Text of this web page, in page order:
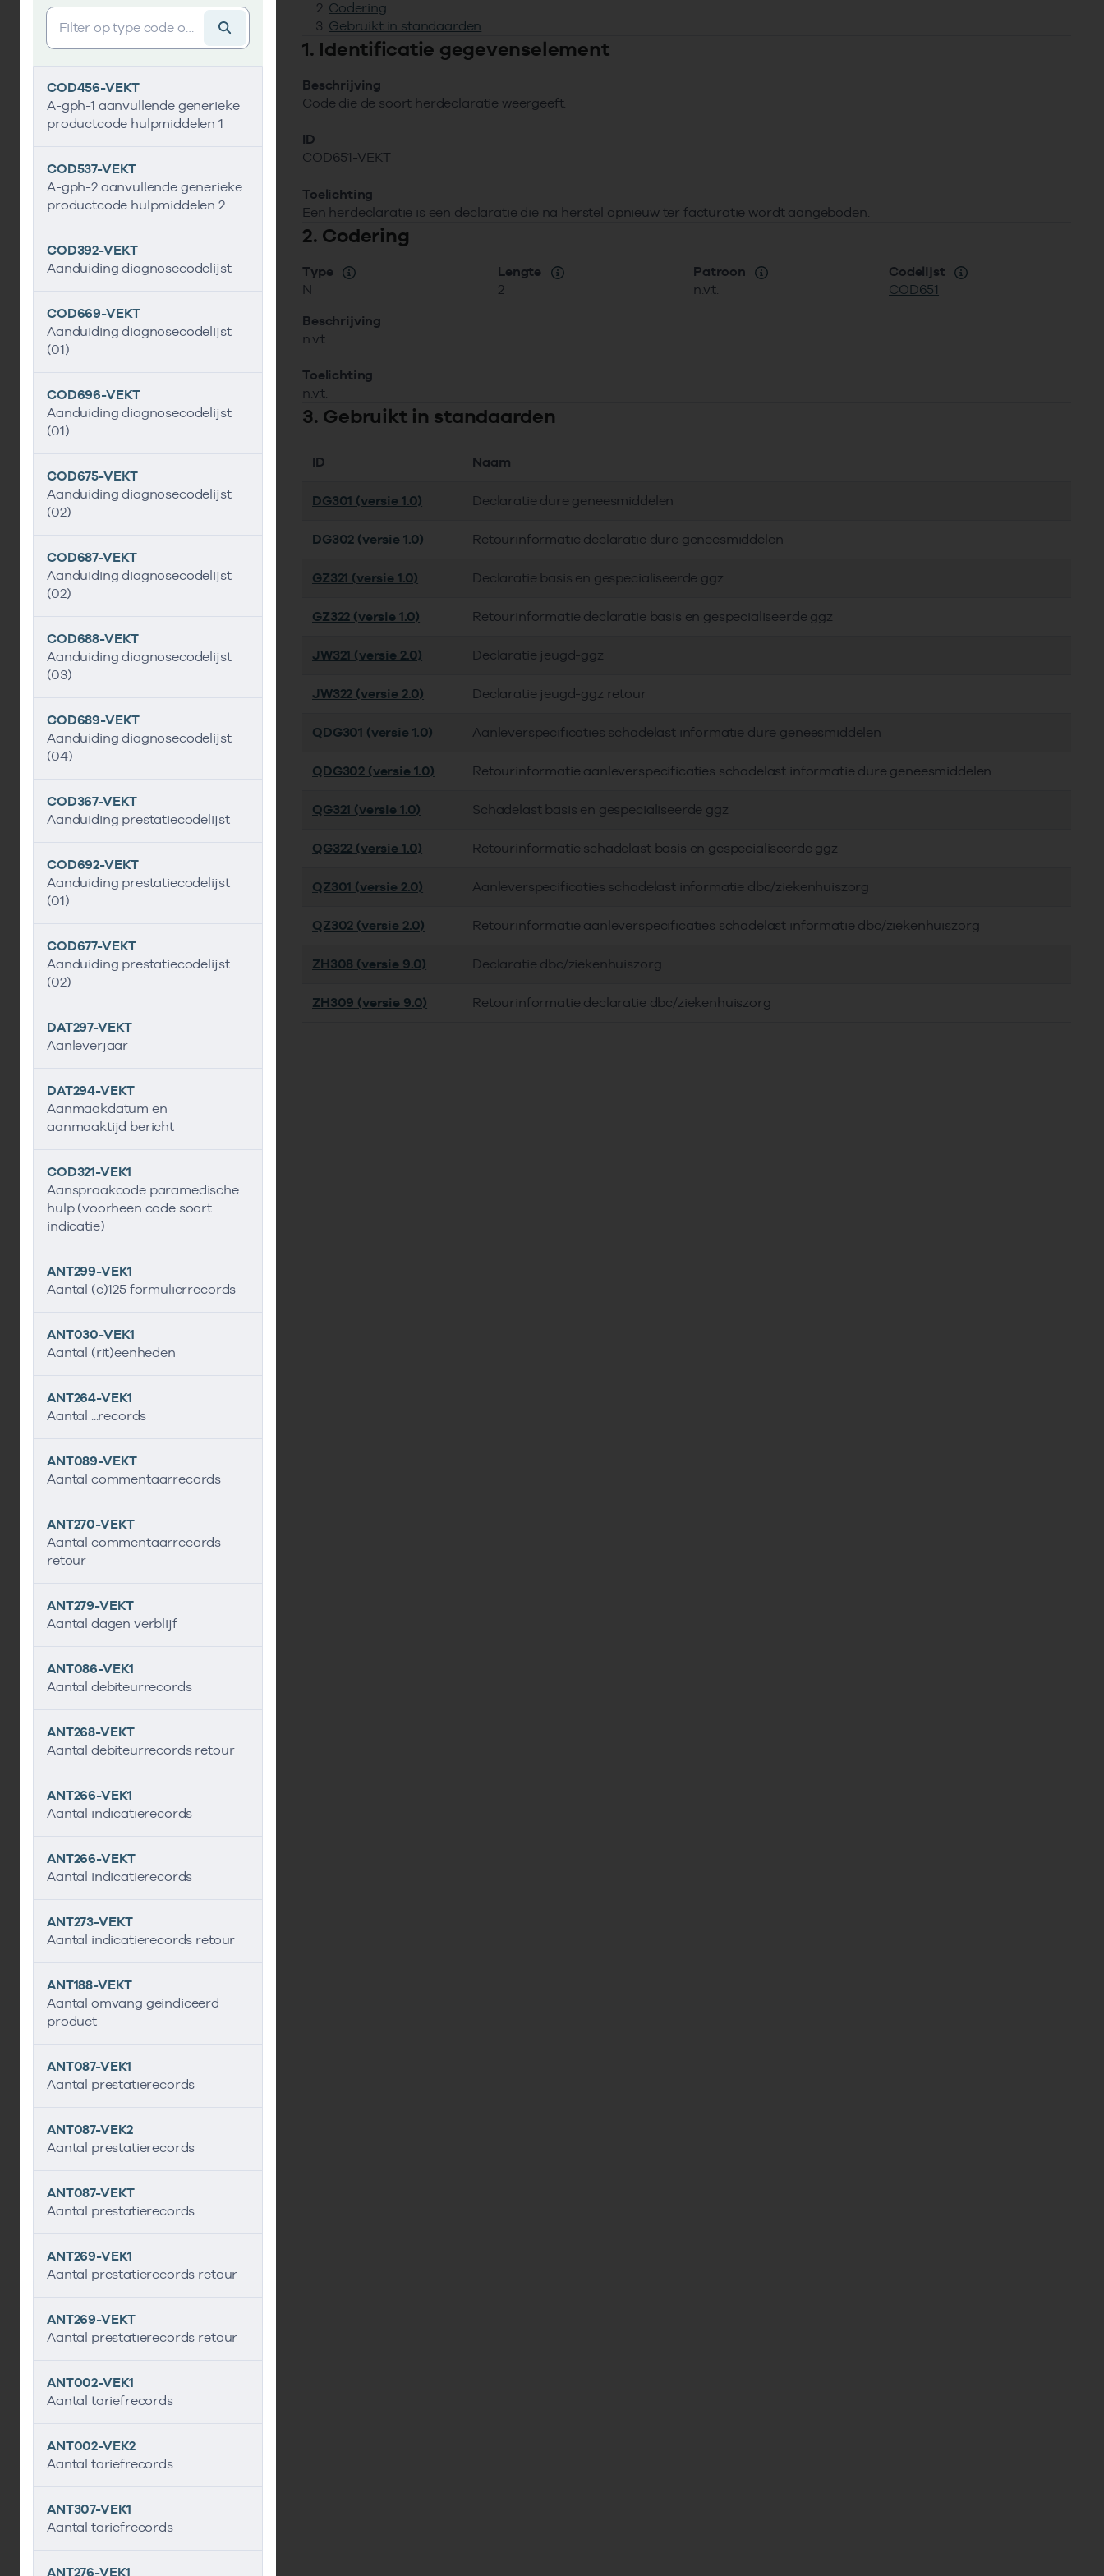
Vind gegevens&shy;element
COD456-VEKT
A-gph-1 aanvullende generieke
productcode hulpmiddelen 1
COD537-VEKT
A-gph-2 aanvullende generieke
productcode hulpmiddelen 2
COD392-VEKT
Aanduiding diagnosecodelijst
COD669-VEKT
Aanduiding diagnosecodelijst
(01)
COD696-VEKT
Aanduiding diagnosecodelijst
(01)
COD675-VEKT
Aanduiding diagnosecodelijst
(02)
COD687-VEKT
Aanduiding diagnosecodelijst
(02)
COD688-VEKT
Aanduiding diagnosecodelijst
(03)
COD689-VEKT
Aanduiding diagnosecodelijst
(04)
COD367-VEKT
Aanduiding prestatiecodelijst
COD692-VEKT
Aanduiding prestatiecodelijst
(01)
COD677-VEKT
Aanduiding prestatiecodelijst
(02)
DAT297-VEKT
Aanleverjaar
DAT294-VEKT
Aanmaakdatum en
aanmaaktijd bericht
COD321-VEK1
Aanspraakcode paramedische
hulp (voorheen code soort
indicatie)
ANT299-VEK1
Aantal (e)125 formulierrecords
ANT030-VEK1
Aantal (rit)eenheden
ANT264-VEK1
Aantal ...records
ANT089-VEKT
Aantal commentaarrecords
ANT270-VEKT
Aantal commentaarrecords
retour
ANT279-VEKT
Aantal dagen verblijf
ANT086-VEK1
Aantal debiteurrecords
ANT268-VEKT
Aantal debiteurrecords retour
ANT266-VEK1
Aantal indicatierecords
ANT266-VEKT
Aantal indicatierecords
ANT273-VEKT
Aantal indicatierecords retour
ANT188-VEKT
Aantal omvang geindiceerd
product
ANT087-VEK1
Aantal prestatierecords
ANT087-VEK2
Aantal prestatierecords
ANT087-VEKT
Aantal prestatierecords
ANT269-VEK1
Aantal prestatierecords retour
ANT269-VEKT
Aantal prestatierecords retour
ANT002-VEK1
Aantal tariefrecords
ANT002-VEK2
Aantal tariefrecords
ANT307-VEK1
Aantal tariefrecords
ANT276-VEK1
Codering
Gebruikt in standaarden
1. Identificatie gegevenselement
Beschrijving
Code die de soort herdeclaratie weergeeft.
ID
COD651-VEKT
Toelichting
Een herdeclaratie is een declaratie die na herstel opnieuw ter facturatie wordt aangeboden.
2. Codering
Type
N
Lengte
2
Patroon
n.v.t.
Codelijst
COD651
Beschrijving
n.v.t.
Toelichting
n.v.t.
3. Gebruikt in standaarden
ID Naam
DG301 (versie 1.0) Declaratie dure geneesmiddelen
DG302 (versie 1.0) Retourinformatie declaratie dure geneesmiddelen
GZ321 (versie 1.0) Declaratie basis en gespecialiseerde ggz
GZ322 (versie 1.0) Retourinformatie declaratie basis en gespecialiseerde ggz
JW321 (versie 2.0) Declaratie jeugd-ggz
JW322 (versie 2.0) Declaratie jeugd-ggz retour
QDG301 (versie 1.0) Aanleverspecificaties schadelast informatie dure geneesmiddelen
QDG302 (versie 1.0) Retourinformatie aanleverspecificaties schadelast informatie dure geneesmiddelen
QG321 (versie 1.0) Schadelast basis en gespecialiseerde ggz
QG322 (versie 1.0) Retourinformatie schadelast basis en gespecialiseerde ggz
QZ301 (versie 2.0) Aanleverspecificaties schadelast informatie dbc/ziekenhuiszorg
QZ302 (versie 2.0) Retourinformatie aanleverspecificaties schadelast informatie dbc/ziekenhuiszorg
ZH308 (versie 9.0) Declaratie dbc/ziekenhuiszorg
ZH309 (versie 9.0) Retourinformatie declaratie dbc/ziekenhuiszorg